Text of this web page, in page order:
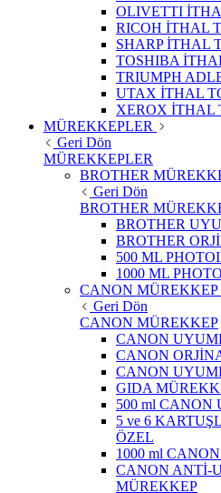
OLIVETTI
RICOH İTHAL
SHARP İTHAL
TOSHIBA
TRIUMPH
UTAX İTHAL
XEROX İTHAL
MÜREKKEPLER
Geri Dön
MÜREKKEPLER
BROTHER
Geri Dön
BROTHER
BROTHER
BROTHER
500 ML
1000 ML
CANON MÜREKKEP
Geri Dön
CANON MÜREKKEP
CANON
CANON
CANON
GIDA
500 ml
5 ve 6
ÖZEL
1000 ml
CANON ANTİ-
MÜREKKEP